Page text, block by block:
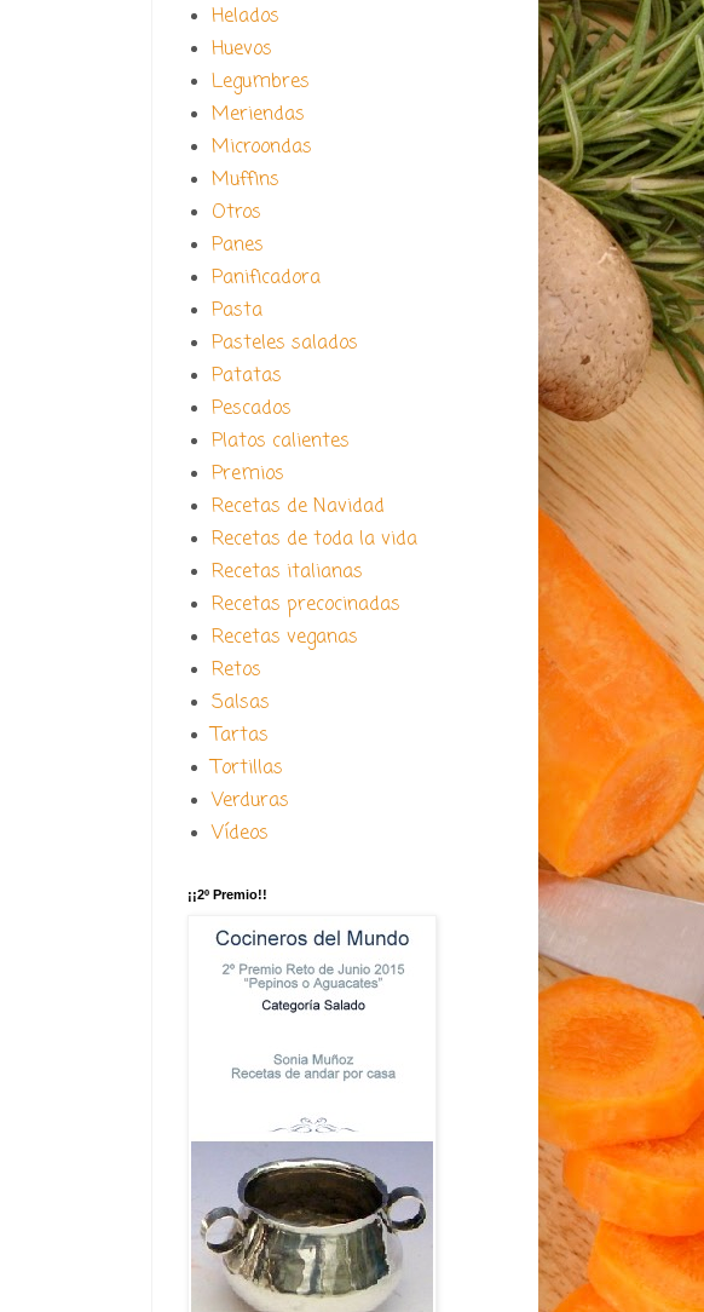
Helados
Huevos
Legumbres
Meriendas
Microondas
Muffins
Otros
Panes
Panificadora
Pasta
Pasteles salados
Patatas
Pescados
Platos calientes
Premios
Recetas de Navidad
Recetas de toda la vida
Recetas italianas
Recetas precocinadas
Recetas veganas
Retos
Salsas
Tartas
Tortillas
Verduras
Vídeos
¡¡2º Premio!!